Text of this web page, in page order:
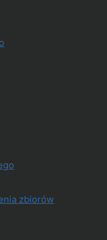
zbiorów